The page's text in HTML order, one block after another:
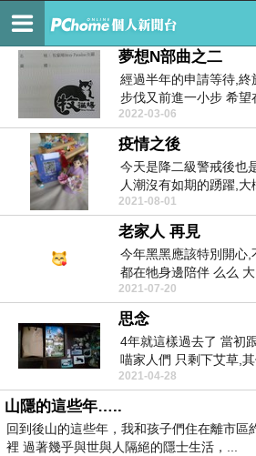
The Land of Dream
夢想N部曲之二
經過半年的申請等待,
步伐又前進一小步 希
時的夢...
2022-03-06
疫情之後
今天是降二級警戒後也
人潮沒有如期的踴躍,
日子 現...
2021-08-01
老家人 再見
今年黑黑應該特別開心
都在牠身邊陪伴 么么
2021-07-20
思念
4年就這樣過去了 當初
喵家人們 只剩下艾草,
噁心...
2021-04-28
山隱的這些年…..
回到後山的這些年，我和孩子們住在離市區
裡 過著幾乎與世與人隔絕的隱士生活，...